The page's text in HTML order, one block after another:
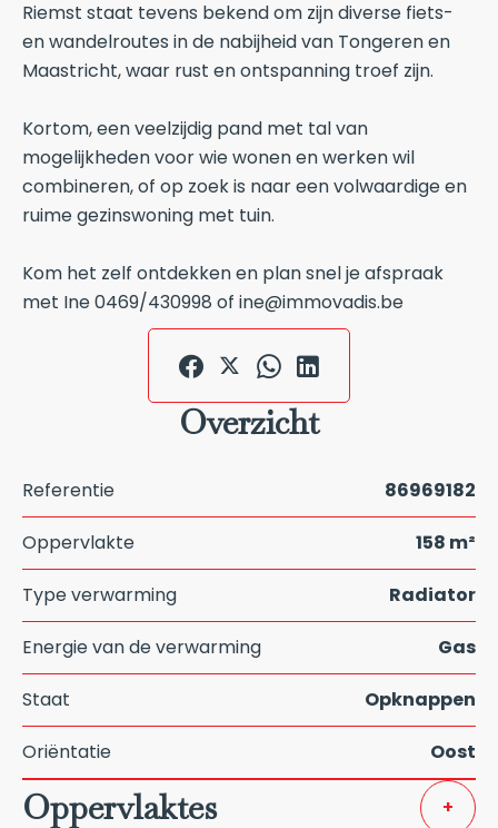
Riemst staat tevens bekend om zijn diverse fiets-
en wandelroutes in de nabijheid van Tongeren en
Maastricht, waar rust en ontspanning troef zijn.
Kortom, een veelzijdig pand met tal van
mogelijkheden voor wie wonen en werken wil
combineren, of op zoek is naar een volwaardige en
ruime gezinswoning met tuin.
Kom het zelf ontdekken en plan snel je afspraak
met Ine 0469/430998 of ine@immovadis.be
Overzicht
Referentie 86969182
Oppervlakte 158 m²
Type verwarming Radiator
Energie van de verwarming Gas
Staat Opknappen
Oriëntatie Oost
Oppervlaktes +